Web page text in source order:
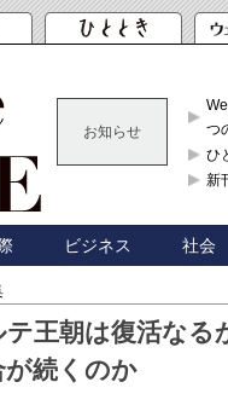
お知らせ
つ
ひ
新
ビジネス 社会
王朝は復活なる
続くのか